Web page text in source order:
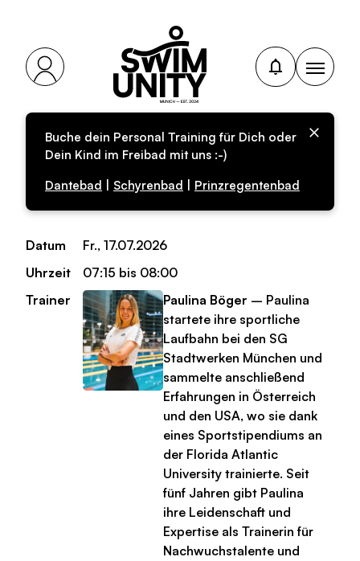
Buche dein Personal Training für Dich oder
Dein Kind im Freibad mit uns :-)
Dantebad
Schyrenbad Prinzregentenbad
Personal-Training für
Erwachsene
Datum
Fr., 17.07.2026
Uhrzeit
07:15 bis 08:00
Trainer
Paulina Böger – Paulina
startete ihre sportliche
Laufbahn bei den SG
Stadtwerken München und
sammelte anschließend
Erfahrungen in Österreich
und den USA, wo sie dank
eines Sportstipendiums an
der Florida Atlantic
University trainierte. Seit
fünf Jahren gibt Paulina
ihre Leidenschaft und
Expertise als Trainerin für
Nachwuchstalente und